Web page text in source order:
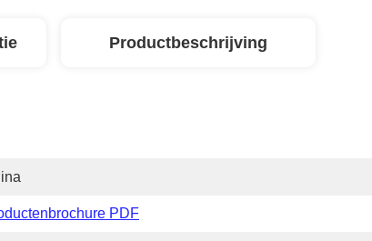
Productbeschrijving
PDF